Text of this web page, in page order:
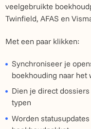
veelgebruikte
Twinfield, AFAS en
Met een paar klikken:
Synchroniseer je
boekhouding naar het
Dien je direct
typen
Worden